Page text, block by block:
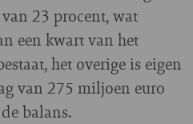
23 procent, wat
een kwart van het
het overige is eigen
van 275 miljoen euro
balans.